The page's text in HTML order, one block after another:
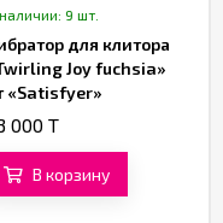
9 шт.
для клитора
Joy fuchsia»
«Satisfyer»
000 T
В корзину